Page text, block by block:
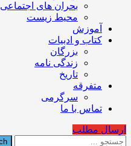
بحران های اجتماعی
محیط زیست
آموزش
کتاب و ادبیات
بزرگان
زندگی نامه
تاریخ
متفرقه
سرگرمی
تماس با ما
ارسال مطلب